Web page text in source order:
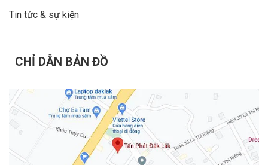
Tin tức & sự kiện
CHỈ DẪN BẢN ĐỒ